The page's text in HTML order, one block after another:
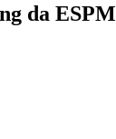
da ESPM